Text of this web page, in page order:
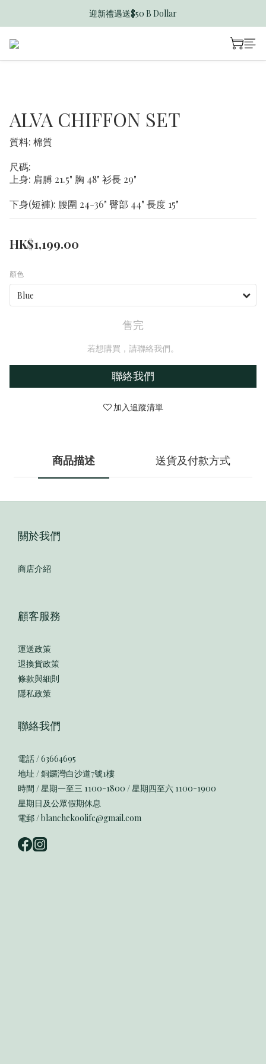
香港訂單滿$600免運費
迎新禮遇送$50 B Dollar
ALVA CHIFFON SET
質料: 棉質
尺碼:
上身: 肩膊 21.5" 胸 48" 衫長 29"
下身(短褲): 腰圍 24-36" 臀部 44" 長度 15"
HK$1,199.00
顏色
售完
若想購買，請聯絡我們。
聯絡我們
加入追蹤清單
商品描述 送貨及付款方式
關於我們
商店介紹
顧客服務
運送政策
退換貨政策
條款與細則
隱私政策
聯絡我們
電話 / 63664695
地址 / 銅鑼灣白沙道7號1樓
時間 / 星期一至三 1100-1800 / 星期四至六 1100-1900
星期日及公眾假期休息
電郵 / blanchekoolife@gmail.com